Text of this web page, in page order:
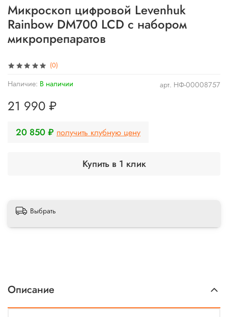
(0)
арт. НФ-00008757
Наличие: В наличии
Микроскоп цифровой Levenhuk
Rainbow DM700 LCD с набором
микропрепаратов
21 990 ₽
20 850 ₽ получить клубную цену
Купить в 1 клик
Выбрать
Описание